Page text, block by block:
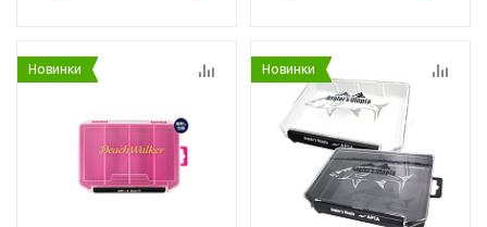
Новинки Новинки